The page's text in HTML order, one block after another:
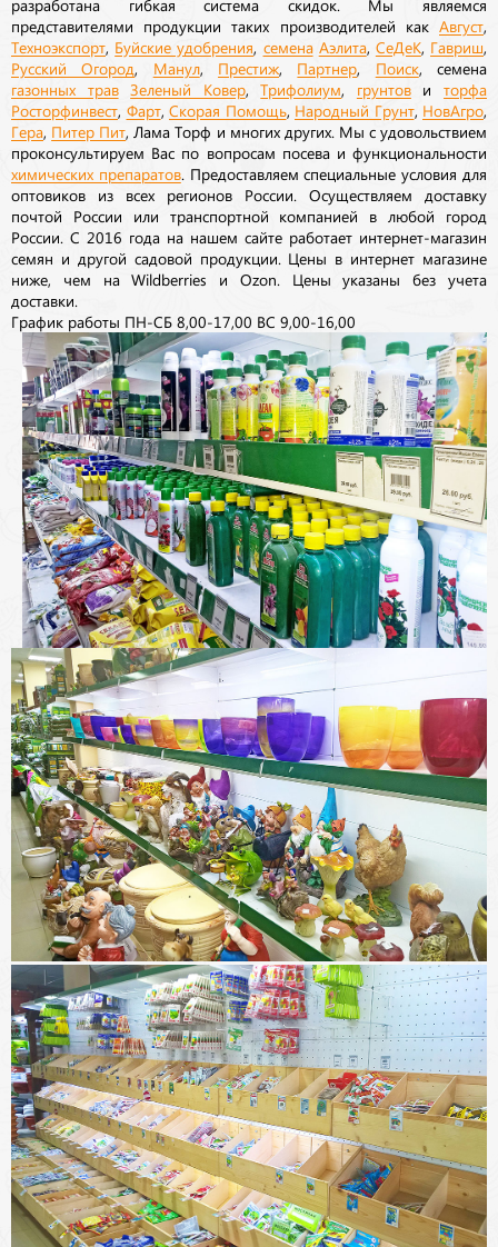
разработана гибкая система скидок. Мы являемся
представителями продукции таких производителей как Август
Техноэкспорт Буйские удобрения семена Аэлита, СеДеК Гавриш
Русский Огород Манул, Престиж Партнер Поиск, семена
газонных трав Зеленый Ковер,Трифолиум грунтовиторфа
Росторфинвест Фарт, Скорая Помощь Народный Грунт, НовАгро
Гера Питер Пит , Лама Торф и многих других. Мы с удовольствием
проконсультируем Вас по вопросам посева и функциональности
химических препаратов. Предоставляем специальные условия для
оптовиков из всех регионов России. Осуществляем доставку
почтой России или транспортной компанией в любой город
России. С 2016 года на нашем сайте работает интернет-магазин
семян и другой садовой продукции. Цены в интернет магазине
ниже, чем на Wildberries и Ozon. Цены указаны без учета
доставки.
График работы ПН-СБ 8,00-17,00 ВС 9,00-16,00